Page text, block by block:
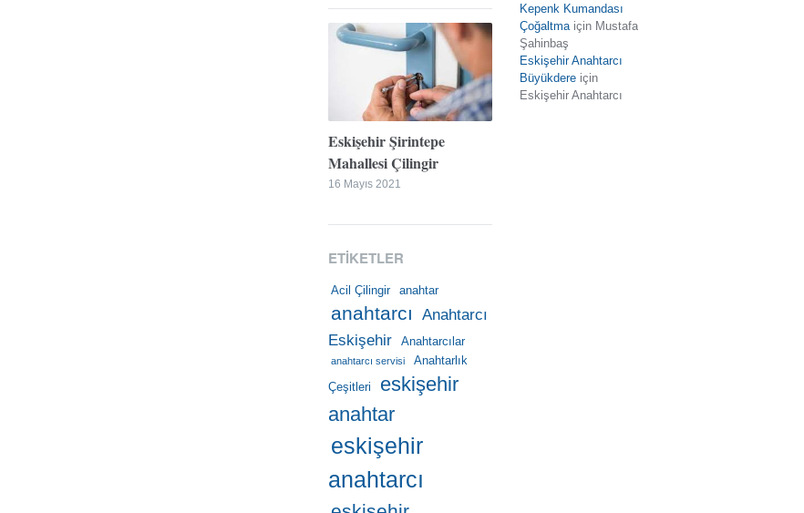
Eskişehir Şirintepe
Mahallesi Çilingir
16 Mayıs 2021
ETIKETLER
Acil Çilingir anahtar
anahtarcı Anahtarcı
Eskişehir
Anahtarcılar
anahtarcı servisi Anahtarlık
Çeşitleri
eskişehir
anahtar
eskişehir
anahtarcı
Kepenk Kumandası
Çoğaltmaiçin Mustafa
Şahinbaş
Eskişehir Anahtarcı
Büyükdere için
Eskişehir Anahtarcı